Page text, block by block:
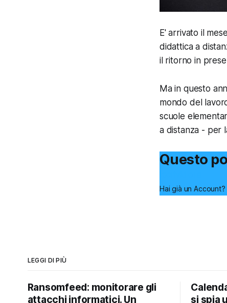
E' arrivato il
didattica a
il ritorno in
Ma in questo
mondo del
scuole
a distanza - per
Questo
Hai già un Account?
LEGGI DI PIÙ
Ransomfeed: monitorare gli
attacchi informatici. Un
si spia